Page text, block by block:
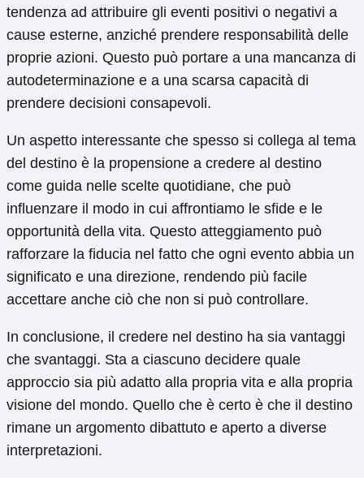
tendenza ad attribuire gli eventi positivi o negativi a
cause esterne, anziché prendere responsabilità delle
proprie azioni. Questo può portare a una mancanza di
autodeterminazione e a una scarsa capacità di
prendere decisioni consapevoli.
Un aspetto interessante che spesso si collega al tema
del destino è la propensione a credere al destino
come guida nelle scelte quotidiane, che può
influenzare il modo in cui affrontiamo le sfide e le
opportunità della vita. Questo atteggiamento può
rafforzare la fiducia nel fatto che ogni evento abbia un
significato e una direzione, rendendo più facile
accettare anche ciò che non si può controllare.
In conclusione, il credere nel destino ha sia vantaggi
che svantaggi. Sta a ciascuno decidere quale
approccio sia più adatto alla propria vita e alla propria
visione del mondo. Quello che è certo è che il destino
rimane un argomento dibattuto e aperto a diverse
interpretazioni.